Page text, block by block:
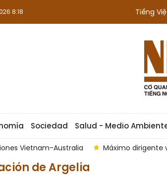
8:18 Tiếng
Sociedad Salud - Medio
Vietnam-Australia Máximo dirigente
de Argelia